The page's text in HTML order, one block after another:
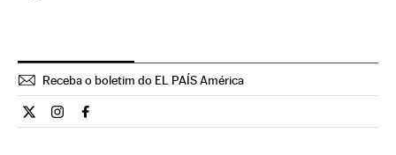
Receba o boletim do EL PAÍS América
Internacional El País Brasil en Twitter
Internacional El País Brasil en Instagram
Internacional El País Brasil en Facebook